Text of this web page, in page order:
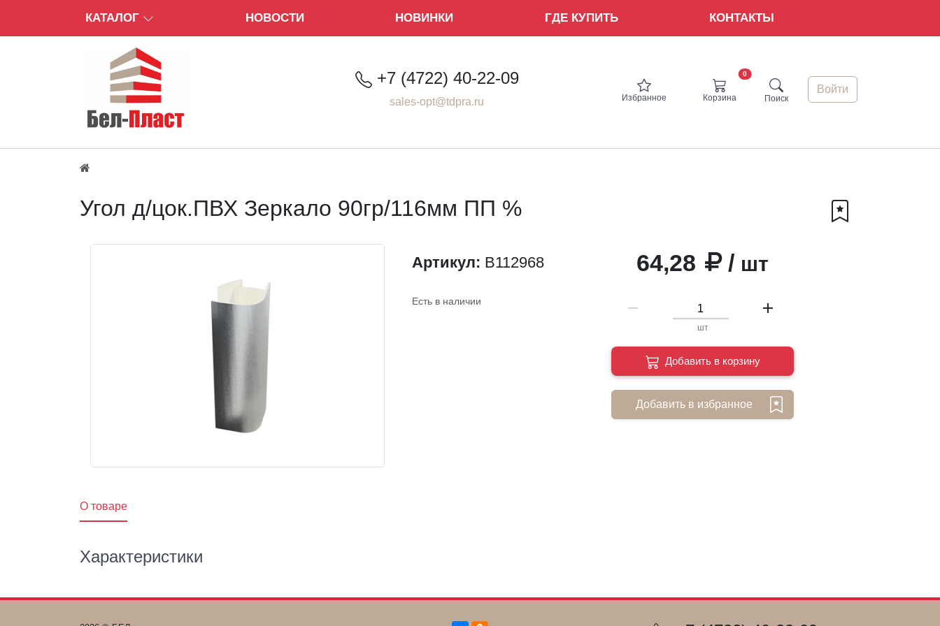
КАТАЛОГ НОВОСТИ НОВИНКИ ГДЕ КУПИТЬ КОНТАКТЫ
+7 (4722) 40-22-09
sales-opt@tdpra.ru Избранное Корзина
0
Поиск
Войти
Угол д/цок.ПВХ Зеркало 90гр/116мм ПП %
Артикул: B112968 64,28 / шт
Есть в наличии remove add
шт
Добавить в корзину
Добавить в избранное
O товаре
Характеристики